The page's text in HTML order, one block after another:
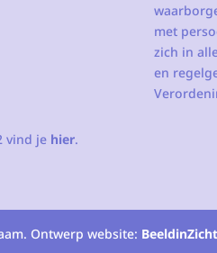
vind je hier.
met
zich in
en
Ontwerp website: BeeldinZicht